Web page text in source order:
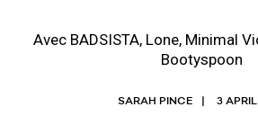
Avec BADSISTA, Lone, Minimal
Bootyspoon
SARAH PINCE 3